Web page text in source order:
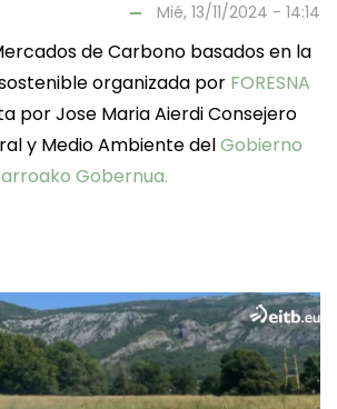
Mié, 13/11/2024 - 14:14
de Carbono basados en la
organizada por FORESNA
por Jose Maria Aierdi Consejero
y Medio Ambiente delGobierno
Gobernua.